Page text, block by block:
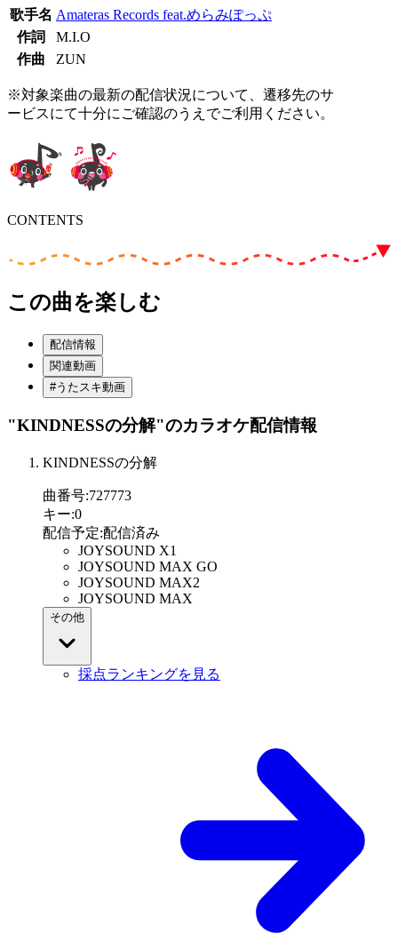
歌手名 Amateras Records feat.めらみぽっぷ
作詞
M.I.O
作曲
ZUN
※対象楽曲の最新の配信状況について、遷移先のサ
ービスにて十分にご確認のうえでご利用ください。
CONTENTS
この曲を楽しむ
配信情報
関連動画
#うたスキ動画
"KINDNESSの分解"のカラオケ配信情報
KINDNESSの分解
曲番号:727773
キー:0
配信予定:配信済み
JOYSOUND X1
JOYSOUND MAX GO
JOYSOUND MAX2
JOYSOUND MAX
その他
採点ランキングを見る